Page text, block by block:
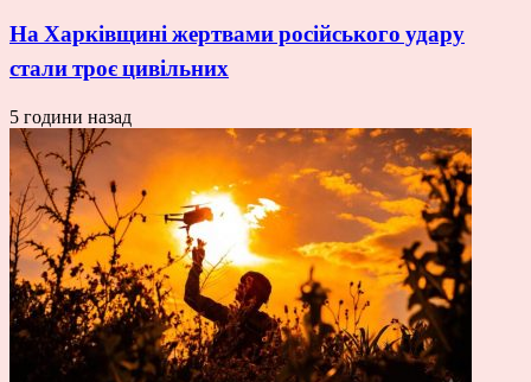
На Харківщині жертвами російського удару
стали троє цивільних
5 години назад